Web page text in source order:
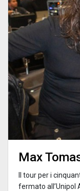
Max
Il tour per i
fermato all’Unipol